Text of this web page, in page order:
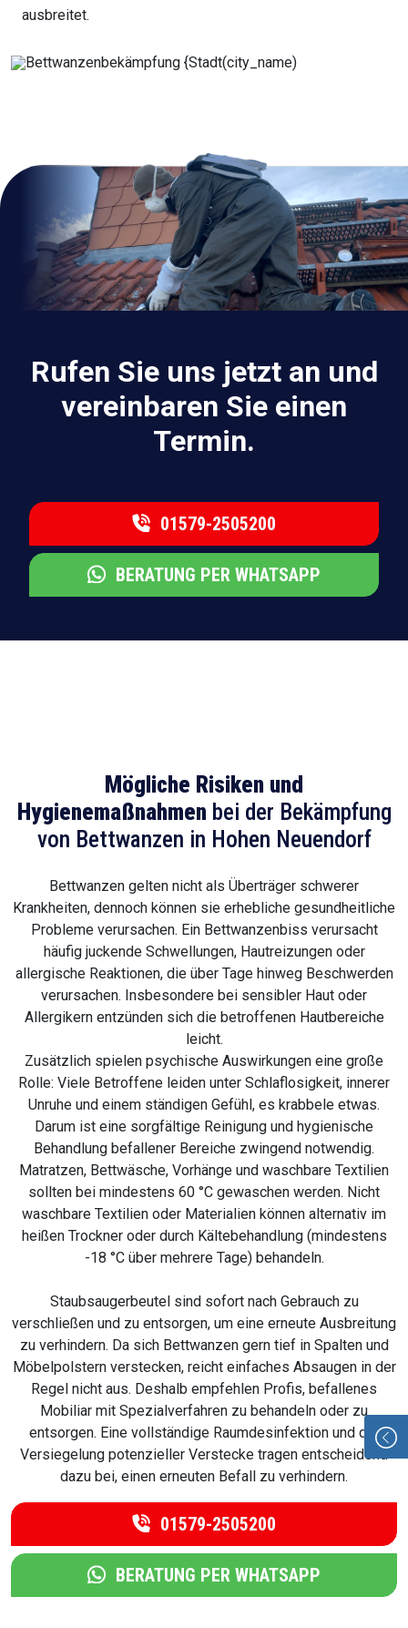
ausbreitet.
Rufen Sie uns jetzt an und
vereinbaren Sie einen
Termin.
01579-2505200
BERATUNG PER WHATSAPP
Mögliche Risiken und
Hygienemaßnahmen bei der Bekämpfung
von Bettwanzen in Hohen Neuendorf
Bettwanzen gelten nicht als Überträger schwerer
Krankheiten, dennoch können sie erhebliche gesundheitliche
Probleme verursachen. Ein Bettwanzenbiss verursacht
häufig juckende Schwellungen, Hautreizungen oder
allergische Reaktionen, die über Tage hinweg Beschwerden
verursachen. Insbesondere bei sensibler Haut oder
Allergikern entzünden sich die betroffenen Hautbereiche
leicht.
Zusätzlich spielen psychische Auswirkungen eine große
Rolle: Viele Betroffene leiden unter Schlaflosigkeit, innerer
Unruhe und einem ständigen Gefühl, es krabbele etwas.
Darum ist eine sorgfältige Reinigung und hygienische
Behandlung befallener Bereiche zwingend notwendig.
Matratzen, Bettwäsche, Vorhänge und waschbare Textilien
sollten bei mindestens 60 °C gewaschen werden. Nicht
waschbare Textilien oder Materialien können alternativ im
heißen Trockner oder durch Kältebehandlung (mindestens
-18 °C über mehrere Tage) behandeln.
Staubsaugerbeutel sind sofort nach Gebrauch zu
verschließen und zu entsorgen, um eine erneute Ausbreitung
zu verhindern. Da sich Bettwanzen gern tief in Spalten und
Möbelpolstern verstecken, reicht einfaches Absaugen in der
Regel nicht aus. Deshalb empfehlen Profis, befallenes
Mobiliar mit Spezialverfahren zu behandeln oder zu
entsorgen. Eine vollständige Raumdesinfektion und die
Versiegelung potenzieller Verstecke tragen entscheidend
dazu bei, einen erneuten Befall zu verhindern.
01579-2505200
BERATUNG PER WHATSAPP